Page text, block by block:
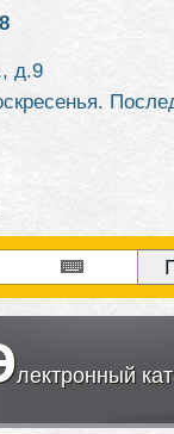
д.9
лектронный